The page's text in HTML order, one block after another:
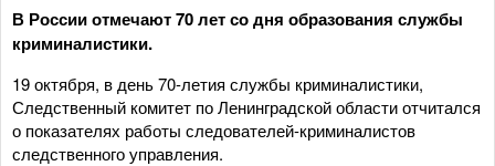
В России отмечают 70 лет со дня образования службы
криминалистики.
19 октября, в день 70-летия службы криминалистики,
Следственный комитет по Ленинградской области отчитался
о показателях работы следователей-криминалистов
следственного управления.